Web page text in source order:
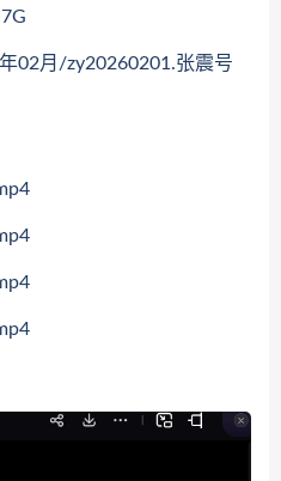
02月/zy20260201.张震号